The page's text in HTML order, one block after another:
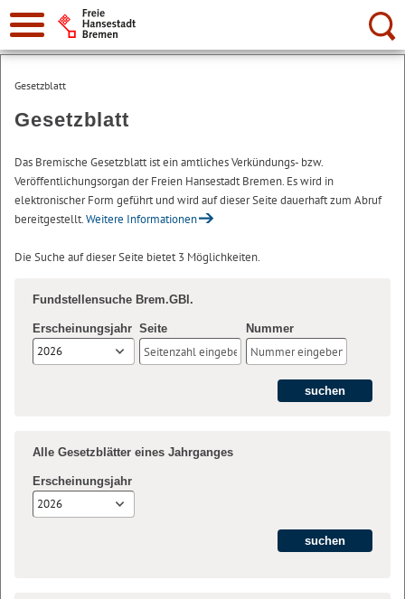
Suche:
Gesetzblatt
Gesetzblatt
Das Bremische Gesetzblatt ist ein amtliches Verkündungs- bzw.
Veröffentlichungsorgan der Freien Hansestadt Bremen. Es wird in
elektronischer Form geführt und wird auf dieser Seite dauerhaft zum Abruf
bereitgestellt.Weitere Informationen
Die Suche auf dieser Seite bietet 3 Möglichkeiten.
Fundstellensuche Brem.GBl.
Erscheinungsjahr
2026
Seite Nummer
Alle Gesetzblätter eines Jahrganges
Erscheinungsjahr
2026